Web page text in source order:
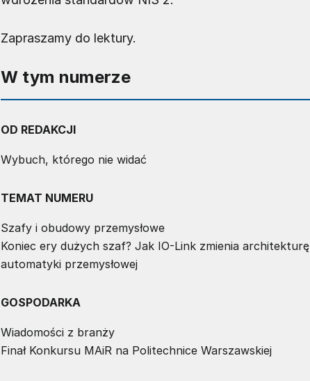
Zapraszamy do lektury.
W tym numerze
OD REDAKCJI
Wybuch, którego nie widać
TEMAT NUMERU
Szafy i obudowy przemysłowe
Koniec ery dużych szaf? Jak IO-Link zmienia architekturę
automatyki przemysłowej
GOSPODARKA
Wiadomości z branży
Finał Konkursu MAiR na Politechnice Warszawskiej